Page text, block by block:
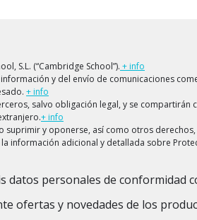
S.L. (“Cambridge School”). + info
y del envío de comunicaciones
+ info
salvo obligación legal, y se compartirán
+ info
suprimir y oponerse, así como otros
información adicional y detallada sobre
datos personales de conformidad
ofertas y novedades de los